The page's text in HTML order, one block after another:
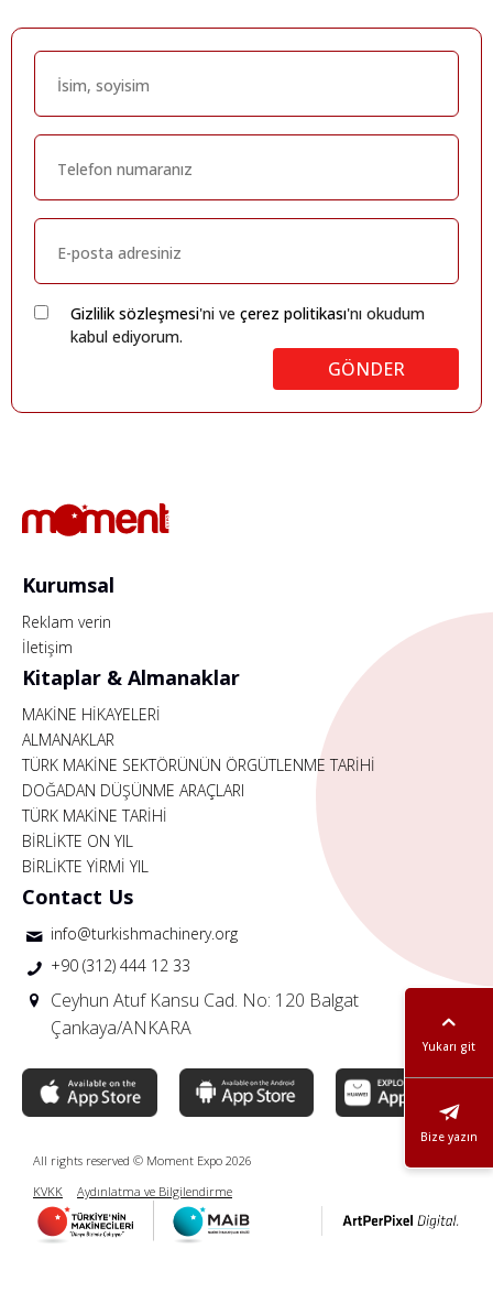
Gizlilik sözleşmesi'ni ve çerez politikası'nı okudum
kabul ediyorum.
GÖNDER
Yukarı git
Bize yazın
Kurumsal
Reklam verin
İletişim
Kitaplar & Almanaklar
MAKİNE HİKAYELERİ
ALMANAKLAR
TÜRK MAKİNE SEKTÖRÜNÜN ÖRGÜTLENME TARİHİ
DOĞADAN DÜŞÜNME ARAÇLARI
TÜRK MAKİNE TARİHİ
BİRLİKTE ON YIL
BİRLİKTE YİRMİ YIL
Contact Us
info@turkishmachinery.org
+90 (312) 444 12 33
Ceyhun Atuf Kansu Cad. No: 120 Balgat
Çankaya/ANKARA
All rights reserved © Moment Expo 2026
KVKK
Aydınlatma ve Bilgilendirme